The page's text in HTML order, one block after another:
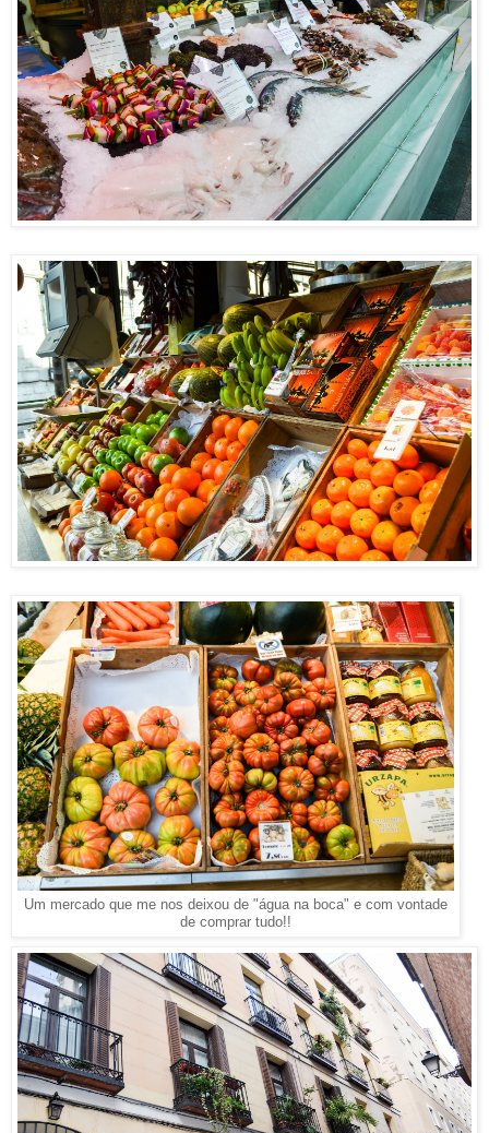
Um mercado que me nos deixou de "água na boca" e com vontade
de comprar tudo!!